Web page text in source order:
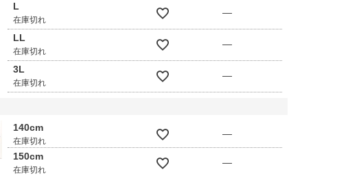
L
在庫切れ
—
LL
在庫切れ
—
3L
在庫切れ
—
140cm
在庫切れ
—
150cm
在庫切れ
—